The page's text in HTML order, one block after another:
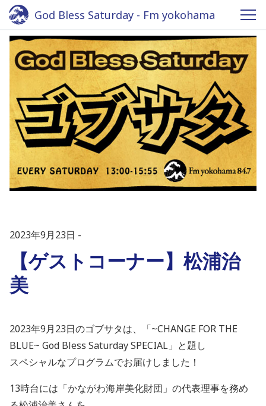
God Bless Saturday - Fm yokohama
2023年9月23日
【ゲストコーナー】松浦治
美
2023年9月23日のゴブサタは、「~CHANGE FOR THE
BLUE~ God Bless Saturday SPECIAL」と題し
スペシャルなプログラムでお届けしました！
13時台には「かながわ海岸美化財団」の代表理事を務め